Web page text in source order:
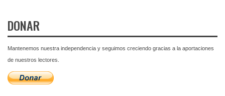
DONAR
Mantenemos nuestra independencia y seguimos creciendo gracias a la aportaciones
de nuestros lectores.